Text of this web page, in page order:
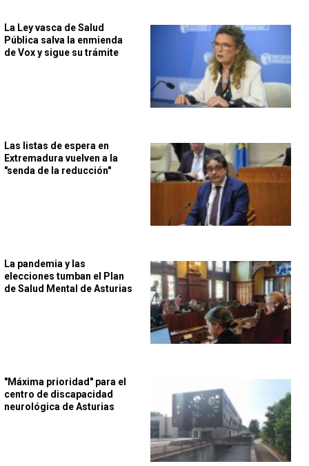
La Ley vasca de Salud
Pública salva la enmienda
de Vox y sigue su trámite
Las listas de espera en
Extremadura vuelven a la
"senda de la reducción"
La pandemia y las
elecciones tumban el Plan
de Salud Mental de Asturias
"Máxima prioridad" para el
centro de discapacidad
neurológica de Asturias